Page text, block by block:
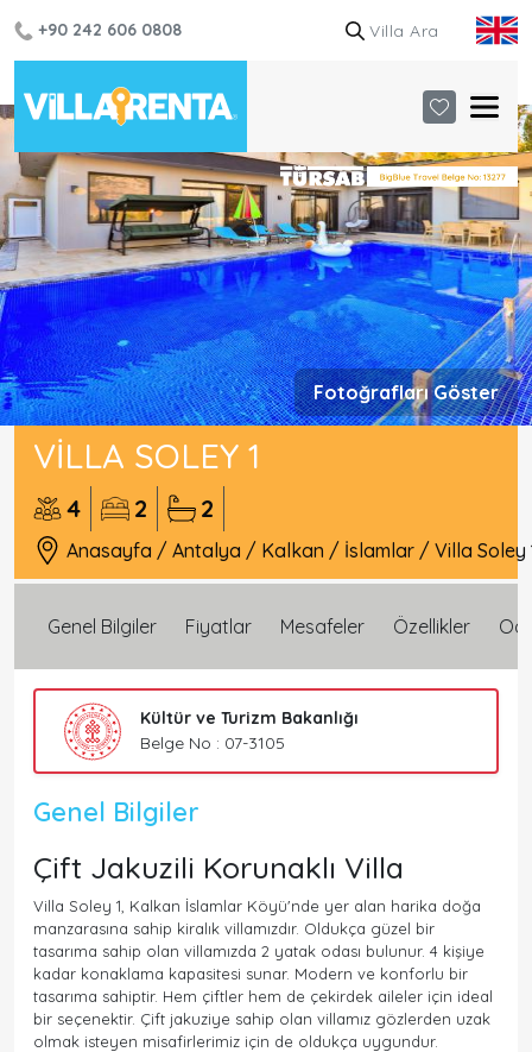
+90 242 606 0808
Fotoğrafları Göster
VILLA SOLEY 1
4 2 2
Anasayfa / Antalya / Kalkan / İslamlar / Villa Soley
Genel Bilgiler Fiyatlar Mesafeler Özellikler
Kültür ve Turizm Bakanlığı
Belge No : 07-3105
Genel Bilgiler
Çift Jakuzili Korunaklı Villa
Villa Soley 1, Kalkan İslamlar Köyü'nde yer alan harika doğa
manzarasına sahip kiralık villamızdır. Oldukça güzel bir
tasarıma sahip olan villamızda 2 yatak odası bulunur. 4 kişiye
kadar konaklama kapasitesi sunar. Modern ve konforlu bir
tasarıma sahiptir. Hem çiftler hem de çekirdek aileler için ideal
bir seçenektir. Çift jakuziye sahip olan villamız gözlerden uzak
olmak isteyen misafirlerimiz için de oldukça uygundur.